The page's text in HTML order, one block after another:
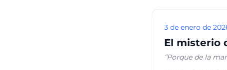
3 de enero de
El misterio
“Porque de la